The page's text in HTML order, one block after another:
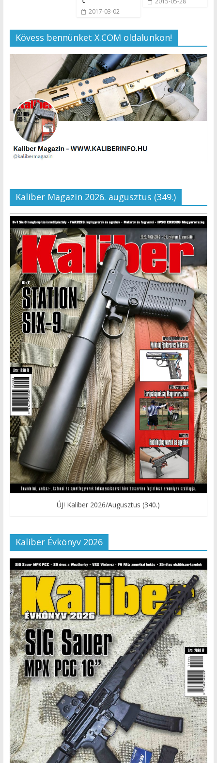
2017-03-02
Kövess bennünket X.COM oldalunkon!
Kaliber Magazin 2026. augusztus (349.)
ÚJ! Kaliber 2026/Augusztus (340.)
Kaliber Évkönyv 2026